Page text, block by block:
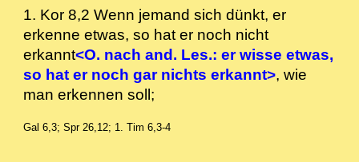
1. Kor 8,2 Wenn jemand sich dünkt, er
erkenne etwas, so hat er noch nicht
erkannt<O. nach and. Les.: er wisse etwas,
so hat er noch gar nichts erkannt>, wie
man erkennen soll;
Gal 6,3; Spr 26,12; 1. Tim 6,3-4